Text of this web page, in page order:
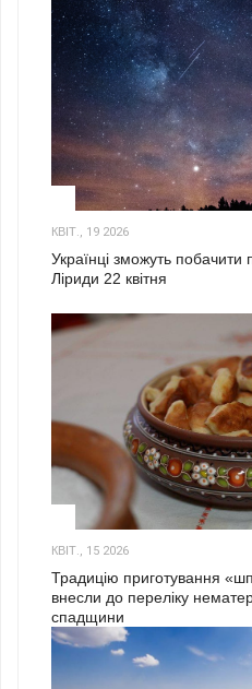
КВІТ., 19 2026
Українці зможуть побачити
Ліриди 22 квітня
КВІТ., 15 2026
Традицію приготування
внесли до переліку
спадщини